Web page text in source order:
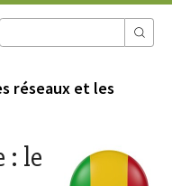
réseaux et les
: le